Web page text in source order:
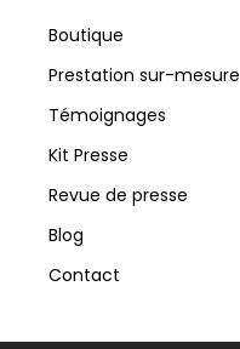
Boutique
Prestation sur-mesure
Témoignages
Kit Presse
Revue de presse
Blog
Contact